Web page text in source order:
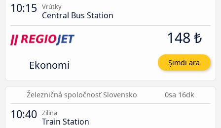
10:15 Vrútky
Central Bus Station
Ekonomi
148 ₺
Şimdi ara
Železničná spoločnosť Slovensko 0sa 16dk
10:40 Zilina
Train Station